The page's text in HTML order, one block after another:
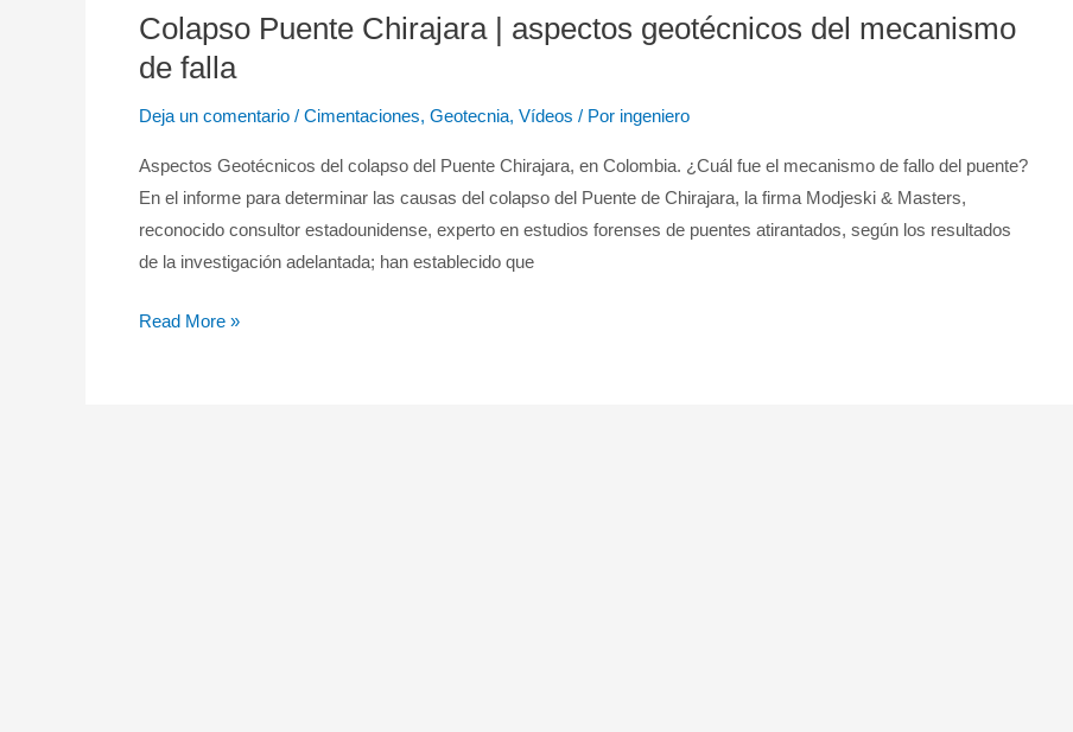
Colapso Puente Chirajara | aspectos geotécnicos del mecanismo
de falla
Deja un comentario / Cimentaciones, Geotecnia, Vídeos / Por ingeniero
Aspectos Geotécnicos del colapso del Puente Chirajara, en Colombia. ¿Cuál fue el mecanismo de fallo del puente?
En el informe para determinar las causas del colapso del Puente de Chirajara, la firma Modjeski & Masters,
reconocido consultor estadounidense, experto en estudios forenses de puentes atirantados, según los resultados
de la investigación adelantada; han establecido que
Colapso
Puente
|
falla
Read More »